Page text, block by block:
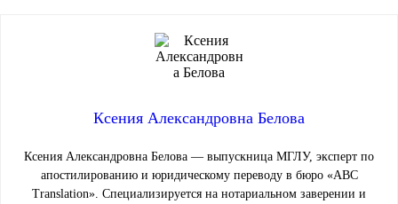
Ксения Александровна Белова
Ксения Александровна Белова — выпускница МГЛУ, эксперт по
апостилированию и юридическому переводу в бюро «ABC
Translation». Специализируется на нотариальном заверении и